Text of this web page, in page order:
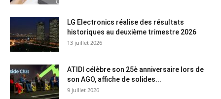
LG Electronics réalise des résultats
historiques au deuxième trimestre 2026
13 juillet 2026
ATIDI célèbre son 25è anniversaire lors de
son AGO, affiche de solides...
9 juillet 2026